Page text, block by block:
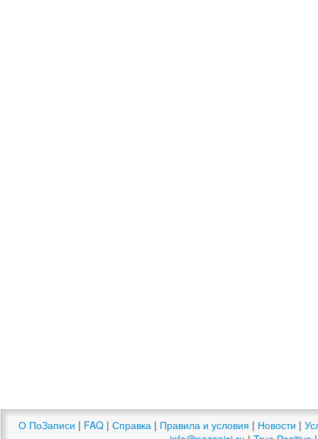
О ПоЗаписи | FAQ | Справка | Правила и условия | Новости |